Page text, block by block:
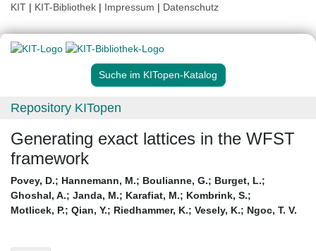
KIT | KIT-Bibliothek | Impressum | Datenschutz
Suche im KITopen-Katalog
Repository KITopen
Generating exact lattices in the WFST
framework
Povey, D.; Hannemann, M.; Boulianne, G.; Burget, L.;
Ghoshal, A.; Janda, M.; Karafiat, M.; Kombrink, S.;
Motlicek, P.; Qian, Y.; Riedhammer, K.; Vesely, K.; Ngoc, T. V.